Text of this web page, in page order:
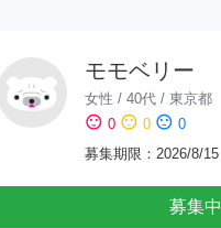
モモベリー
女性 / 40代/ 東京都
sentiment_satisfied 0 sentiment_neutral 0 sentiment_dissatisfied 0
募集期限 ： 2026/8/15
募集中